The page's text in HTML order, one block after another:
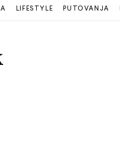
LIFESTYLE PUTOVANJA